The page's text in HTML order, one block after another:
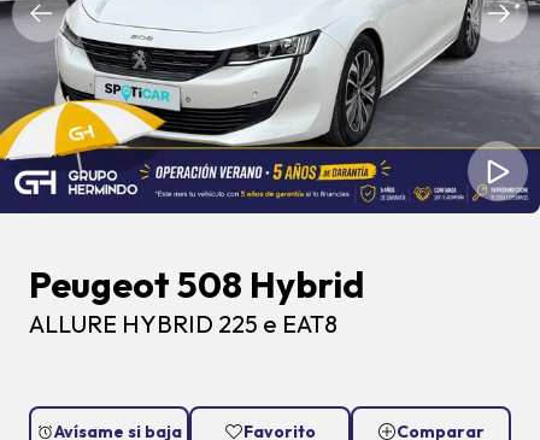
Peugeot 508 Hybrid
ALLURE HYBRID 225 e EAT8
Avísame si baja Favorito Comparar